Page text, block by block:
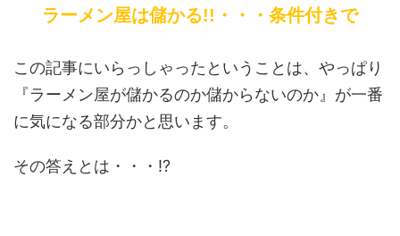
ラーメン屋は儲かる!!・・・条件付きで
この記事にいらっしゃったということは、やっぱり
『ラーメン屋が儲かるのか儲からないのか』が一番
に気になる部分かと思います。
その答えとは・・・!?